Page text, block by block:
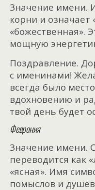
Значение имени.
корни и
«божественная».
мощную
Поздравление.
с именинами!
всегда было
вдохновению и
твой день будет
Феврония
Значение имени.
переводится как
«ясная». Имя
помыслов и